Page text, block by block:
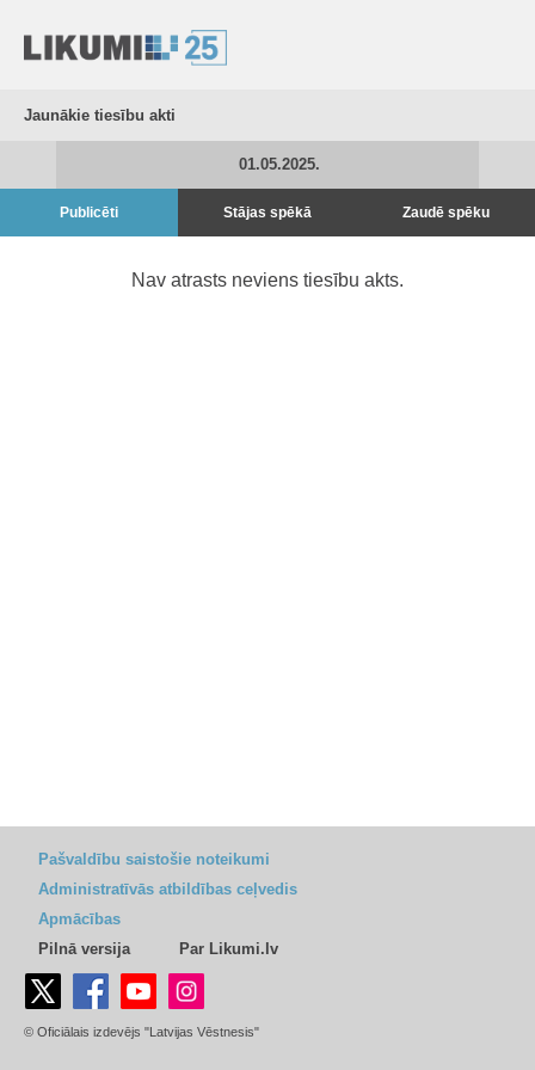
Jaunākie tiesību akti
01.05.2025.
Publicēti Stājas spēkā Zaudē spēku
Nav atrasts neviens tiesību akts.
Pašvaldību saistošie noteikumi
Administratīvās atbildības ceļvedis
Apmācības
Pilnā versija
Par Likumi.lv
© Oficiālais izdevējs "Latvijas Vēstnesis"